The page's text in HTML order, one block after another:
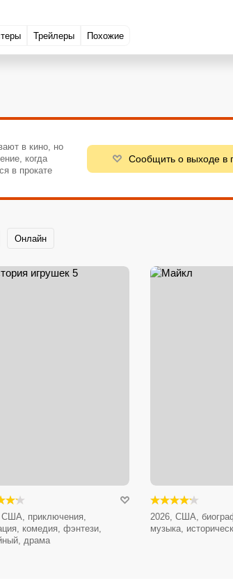
Трейлеры Похожие
в кино, но
когда
в прокате
Сообщить о выходе в
Онлайн
США, приключения,
комедия, фэнтези,
драма
2026, США,
музыка,